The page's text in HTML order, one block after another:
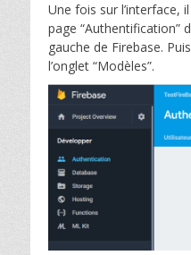
Une fois sur l’interface,
page “Authentification”
gauche de Firebase.
l’onglet “Modèles”.